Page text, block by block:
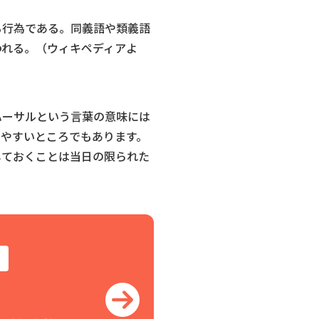
為である。同義語や類義語
る。（ウィキペディアよ
サルという言葉の意味には
すいところでもあります。
おくことは当日の限られた